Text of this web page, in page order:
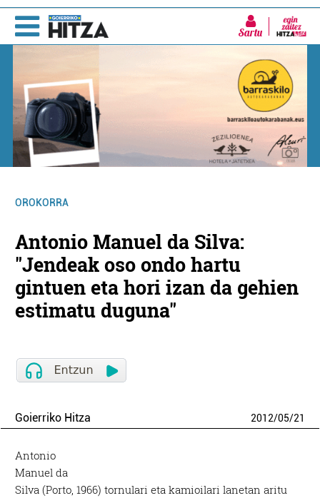
Sartu
OROKORRA
Antonio Manuel da Silva:
"Jendeak oso ondo hartu
gintuen eta hori izan da gehien
estimatu duguna"
Goierriko Hitza 2012/05/21
Antonio
Manuel da
Silva (Porto, 1966) tornulari eta kamioilari lanetan aritu